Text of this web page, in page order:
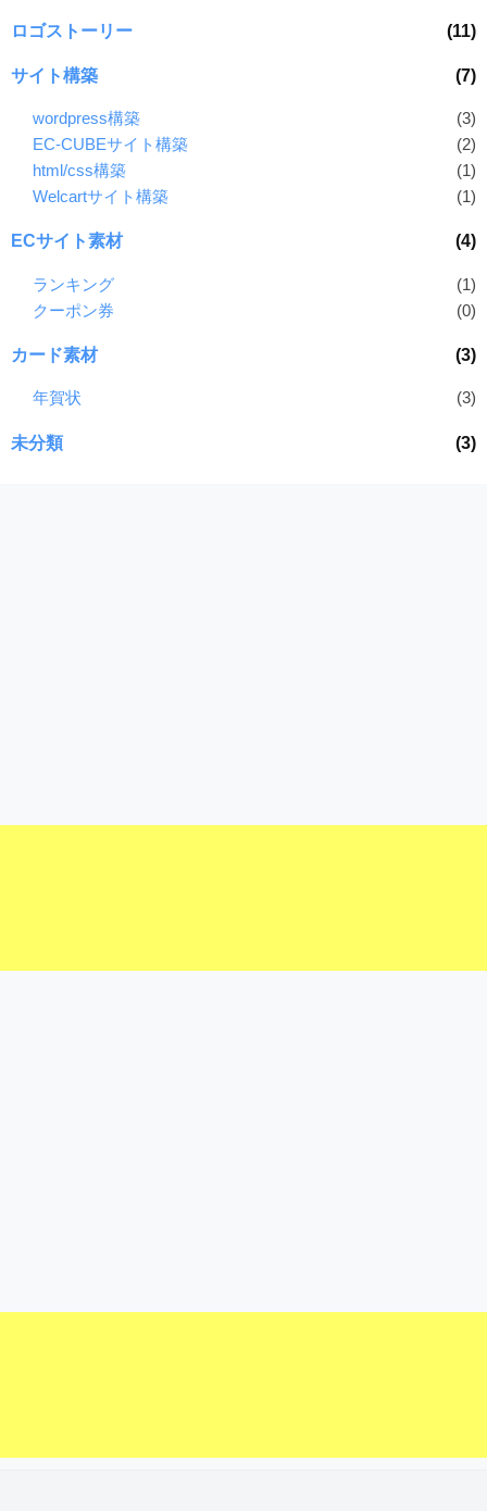
ロゴストーリー (11)
サイト構築 (7)
wordpress構築
(3)
EC-CUBEサイト構築
(2)
html/css構築
(1)
Welcartサイト構築
(1)
ECサイト素材 (4)
ランキング
(1)
クーポン券
(0)
カード素材 (3)
年賀状 (3)
未分類 (3)